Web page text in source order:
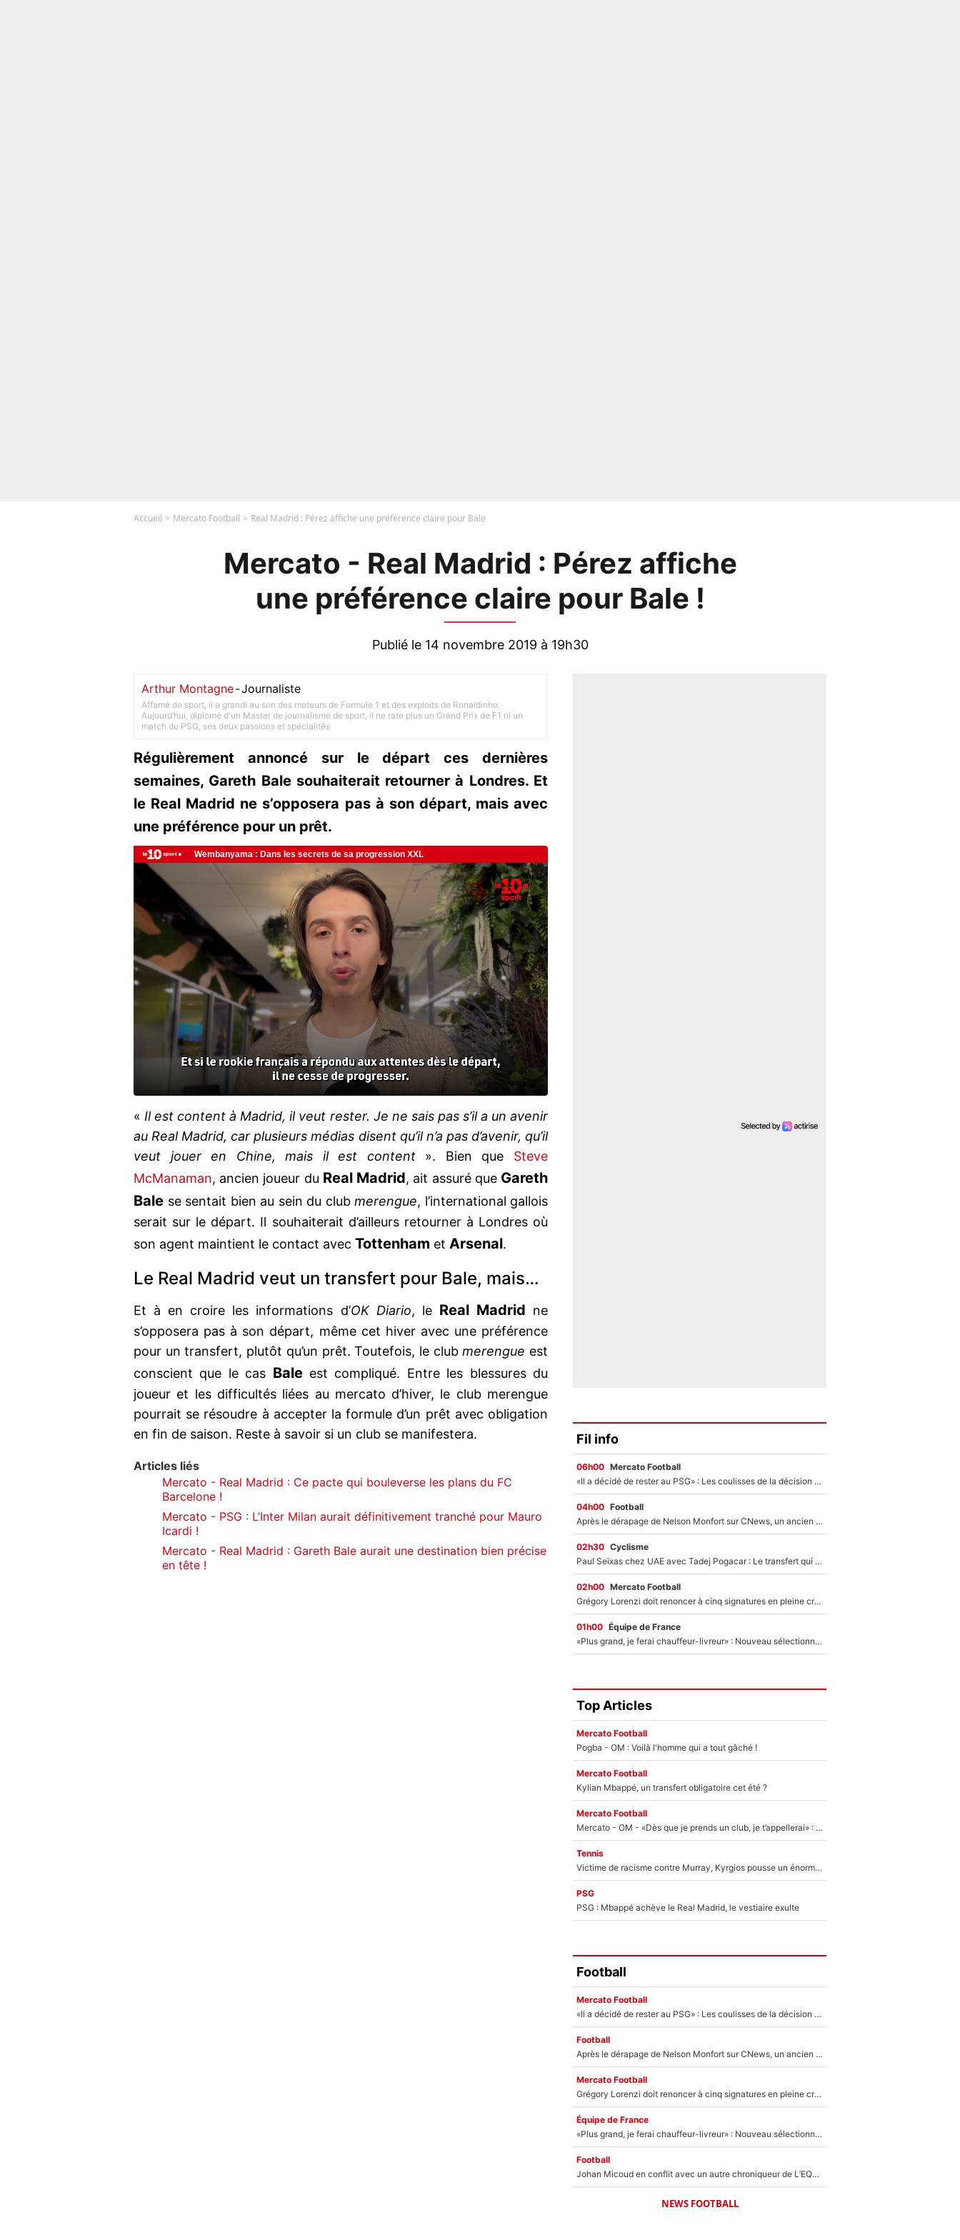
Accueil Mercato Football Real Madrid : Pérez affiche une préférence claire pour Bale
Mercato - Real Madrid : Pérez affiche
une préférence claire pour Bale !
Publié le 14 novembre 2019 à 19h30
Arthur Montagne-Journaliste
Affamé de sport, il a grandi au son des moteurs de Formule 1 et des exploits de Ronaldinho.
Aujourd’hui, diplomé d'un Master de journalisme de sport, il ne rate plus un Grand Prix de F1 ni un
match du PSG, ses deux passions et spécialités
Régulièrement annoncé sur le départ ces dernières
semaines, Gareth Bale souhaiterait retourner à Londres. Et
le Real Madrid ne s’opposera pas à son départ, mais avec
une préférence pour un prêt.
«Il est content à Madrid, il veut rester. Je ne sais pas s’il a un avenir
au Real Madrid, car plusieurs médias disent qu’il n’a pas d’avenir, qu’il
veut jouer en Chine, mais il est content». Bien que Steve
McManaman, ancien joueur du Real Madrid, ait assuré que Gareth
Bale se sentait bien au sein du club merengue, l’international gallois
serait sur le départ. Il souhaiterait d’ailleurs retourner à Londres où
son agent maintient le contact avec Tottenham et Arsenal.
Le Real Madrid veut un transfert pour Bale, mais…
Et à en croire les informations d’OK Diario, le Real Madrid ne
s’opposera pas à son départ, même cet hiver avec une préférence
pour un transfert, plutôt qu’un prêt. Toutefois, le clubmerengue est
conscient que le cas Baleest compliqué. Entre les blessures du
joueur et les difficultés liées au mercato d’hiver, le club merengue
pourrait se résoudre à accepter la formule d’un prêt avec obligation
en fin de saison. Reste à savoir si un club se manifestera.
Articles liés
Mercato - Real Madrid : Ce pacte qui bouleverse les plans du FC
Barcelone !
Mercato - PSG : L’Inter Milan aurait définitivement tranché pour Mauro
Icardi !
Mercato - Real Madrid : Gareth Bale aurait une destination bien précise
en tête !
Fil info
06h00 Mercato Football
«Il a décidé de rester au PSG» : Les coulisses de la décision de Lucas Chevalier pour son transfert
04h00 Football
Après le dérapage de Nelson Monfort sur CNews, un ancien journaliste de France Télévisions relance la polémique sur les incendies en Gironde
02h30 Cyclisme
Paul Seixas chez UAE avec Tadej Pogacar : Le transfert qui effraie le peloton, «c’est la pire des choses qui puisse arriver»
02h00 Mercato Football
Grégory Lorenzi doit renoncer à cinq signatures en pleine crise financière : L’IA propose sept noms à l’OM pour un mercato réussi... à seulement 5M€ !
01h00 Équipe de France
«Plus grand, je ferai chauffeur-livreur» : Nouveau sélectionneur des Bleus, Zinédine Zidane s’était imaginé un avenir très différent lorsqu'il était enfant
Top Articles
Mercato Football
Pogba - OM : Voilà l'homme qui a tout gâché !
Mercato Football
Kylian Mbappé, un transfert obligatoire cet été ?
Mercato Football
Mercato - OM - «Dès que je prends un club, je t’appellerai» : La promesse de Marcelino au moment de claquer la porte
Tennis
Victime de racisme contre Murray, Kyrgios pousse un énorme coup de gueule !
PSG
PSG : Mbappé achève le Real Madrid, le vestiaire exulte
Football
Mercato Football
«Il a décidé de rester au PSG» : Les coulisses de la décision de Lucas Chevalier pour son transfert
Football
Après le dérapage de Nelson Monfort sur CNews, un ancien journaliste de France Télévisions relance la polémique sur les incendies en Gironde
Mercato Football
Grégory Lorenzi doit renoncer à cinq signatures en pleine crise financière : L’IA propose sept noms à l’OM pour un mercato réussi... à seulement 5M€ !
Équipe de France
«Plus grand, je ferai chauffeur-livreur» : Nouveau sélectionneur des Bleus, Zinédine Zidane s’était imaginé un avenir très différent lorsqu'il était enfant
Football
Johan Micoud en conflit avec un autre chroniqueur de L’EQUIPE du Soir : «Pendant un moment, je ne les ai pas remis ensemble dans l'émission»
NEWS FOOTBALL